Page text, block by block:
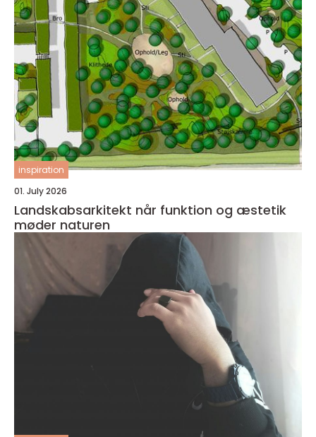
inspiration
01. July 2026
Landskabsarkitekt når funktion og æstetik
møder naturen